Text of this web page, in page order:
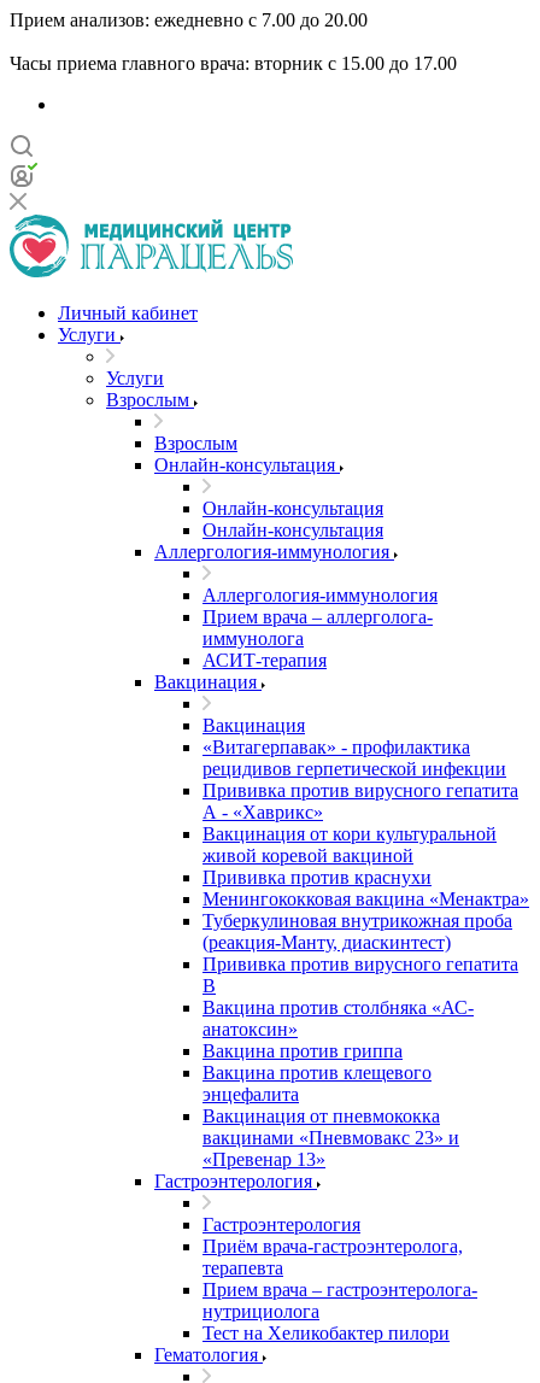
Прием анализов: ежедневно с 7.00 до 20.00
Часы приема главного врача: вторник с 15.00 до 17.00
Личный кабинет
Услуги
Услуги
Взрослым
Взрослым
Онлайн-консультация
Онлайн-консультация
Онлайн-консультация
Аллергология-иммунология
Аллергология-иммунология
Прием врача – аллерголога-
иммунолога
АСИТ-терапия
Вакцинация
Вакцинация
«Витагерпавак» - профилактика
рецидивов герпетической инфекции
Прививка против вирусного гепатита
А - «Хаврикс»
Вакцинация от кори культуральной
живой коревой вакциной
Прививка против краснухи
Менингококковая вакцина «Менактра»
Туберкулиновая внутрикожная проба
(реакция-Манту, диаскинтест)
Прививка против вирусного гепатита
В
Вакцина против столбняка «АС-
анатоксин»
Вакцина против гриппа
Вакцина против клещевого
энцефалита
Вакцинация от пневмококка
вакцинами «Пневмовакс 23» и
«Превенар 13»
Гастроэнтерология
Гастроэнтерология
Приём врача-гастроэнтеролога,
терапевта
Прием врача – гастроэнтеролога-
нутрициолога
Тест на Хеликобактер пилори
Гематология